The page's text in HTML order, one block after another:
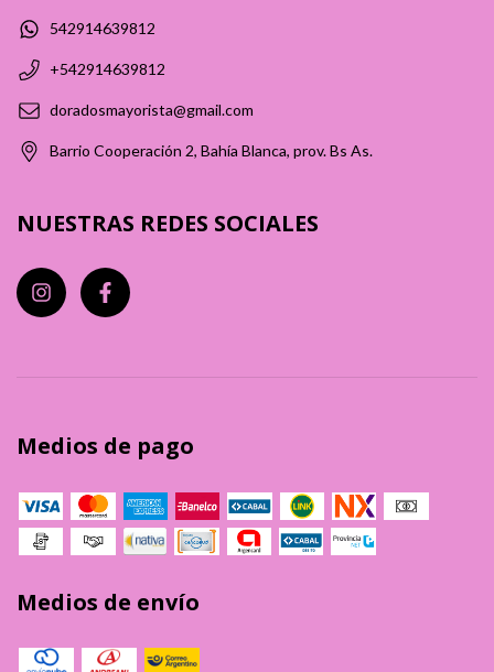
542914639812
+542914639812
doradosmayorista@gmail.com
Barrio Cooperación 2, Bahía Blanca, prov. Bs As.
NUESTRAS REDES SOCIALES
Medios de pago
Medios de envío